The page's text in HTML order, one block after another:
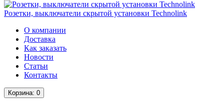
Розетки, выключатели скрытой установки Technolink
О компании
Доставка
Как заказать
Новости
Статьи
Контакты
Корзина: 0